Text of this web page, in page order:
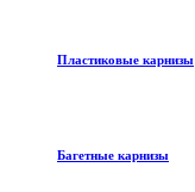
Пластиковые карнизы
Багетные карнизы